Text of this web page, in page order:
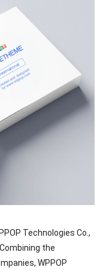
Technologies Co. ,
Combining the
, WPPOP